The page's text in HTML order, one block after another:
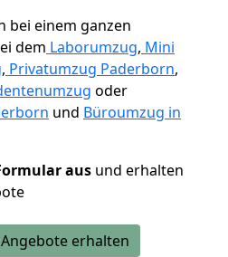
bei einem ganzen
dem Laborumzug, Mini
, Privatumzug Paderborn,
oder
und Büroumzug in
aus und erhalten
erhalten